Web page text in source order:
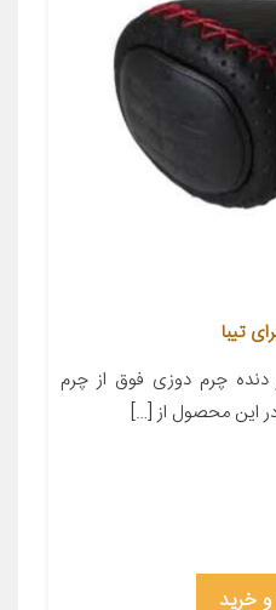
چرم دوزی فوق از چرم
این محصول از […]
خرید